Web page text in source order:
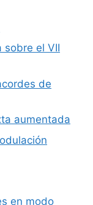
sobre el VII
de
aumentada
en modo